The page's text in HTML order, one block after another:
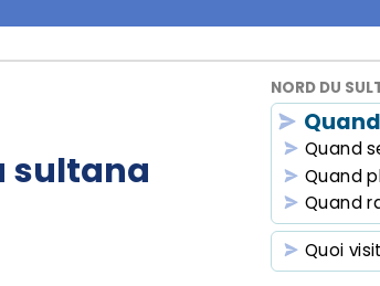
NORD DU
Quand
Quand
Quand
Quoi
sultana